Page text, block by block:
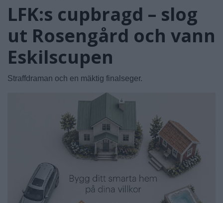
LFK:s cupbragd – slog
ut Rosengård och vann
Eskilscupen
Straffdraman och en mäktig finalseger.